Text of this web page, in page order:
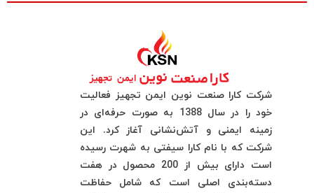
شرکت کارا صنعت نوین ایمن تجهیز فعالیت
خود را در سال 1388 به صورت حرفه‌ای در
زمینه ایمنی و آتش‌نشانی آغاز کرد. این
شرکت که با نام کارا سیفتی به شهرت رسیده
است دارای بیش از 200 محصول در هفت
دسته‌بندی اصلی است که شامل حفاظت